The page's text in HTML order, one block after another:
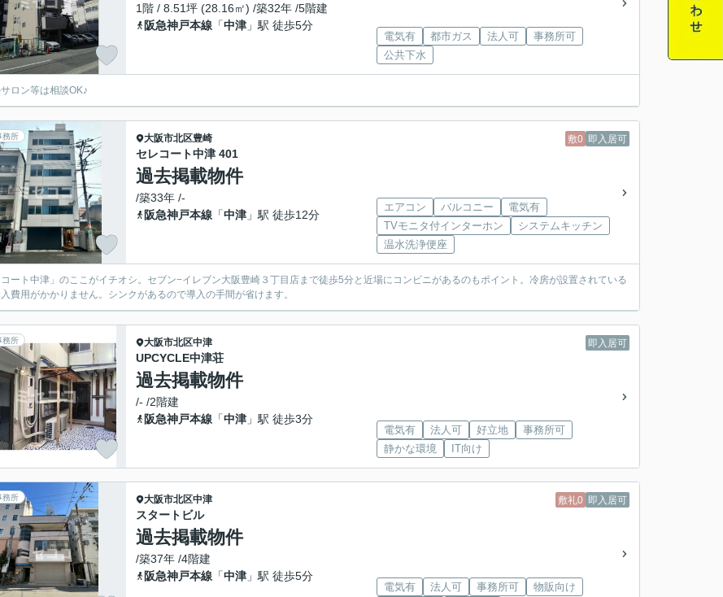
1階 / 8.51坪 (28.16㎡) /築32年 /5階建
阪急神戸本線 「中津 」駅 徒歩5分
電気有 都市ガス 法人可
事務所可
公共下水
ロン等は相談OK♪
務所 敷0 即入居可
大阪市北区豊崎
セレコート中津 401
過去掲載物件
/築33年 /-
阪急神戸本線 「中津 」駅 徒歩12分
エアコン バルコニー
電気有
TVモニタ付インターホン
システムキッチン
温水洗浄便座
コート中津」のここがイチオシ。セブン−イレブン大阪豊崎３丁目店まで徒歩5分と近場にコンビニがあるのもポイント。冷房が設置されている
費用がかかりません。シンクがあるので導入の手間が省けます。
務所 即入居可
大阪市北区中津
UPCYCLE中津荘
過去掲載物件
/- /2階建
阪急神戸本線 「中津 」駅 徒歩3分
電気有 法人可 好立地
事務所可
静かな環境
IT向け
務所 敷礼0 即入居可
大阪市北区中津
スタートビル
過去掲載物件
/築37年 /4階建
阪急神戸本線 「中津 」駅 徒歩5分
電気有 法人可 事務所可
物販向け